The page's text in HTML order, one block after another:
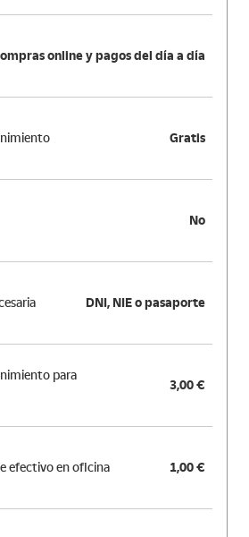
online y pagos del día a día
Gratis
No
DNI, NIE o pasaporte
para
3,00 €
efectivo en oficina 1,00 €